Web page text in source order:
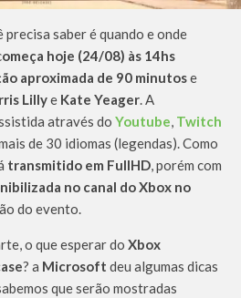
saber é quando e onde
omeça hoje (24/08) às 14hs
aproximada de 90 minutose
Lillye Kate Yeager. A
através do Youtube, Twitch
de 30 idiomas (legendas). Como
transmitido em FullHD, porém com
no canal do Xbox no
do evento.
o que esperar do Xbox
? a Microsoft deu algumas dicas
que serão mostradas